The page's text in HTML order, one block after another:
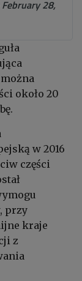
February 28,
około 20
w 2016
części
przy
kraje
z